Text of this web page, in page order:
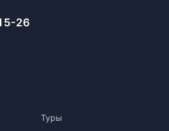
26
Туры